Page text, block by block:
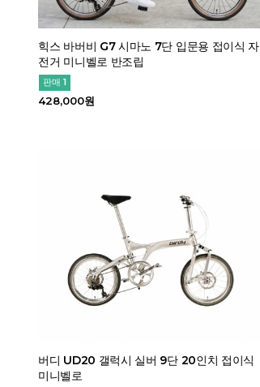
힉스 바버비 G7 시마노 7단 입문용 접이식 자
전거 미니벨로 반조립
판매 1
428,000원
버디 UD20 갤럭시 실버 9단 20인치 접이식
미니벨로